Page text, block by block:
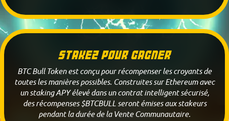
Stakez pour gagner
BTC Bull Token est conçu pour récompenser les croyants de
toutes les manières possibles. Construites sur Ethereum avec
un staking APY élevé dans un contrat intelligent sécurisé,
des récompenses $BTCBULL seront émises aux stakeurs
pendant la durée de la Vente Communautaire.